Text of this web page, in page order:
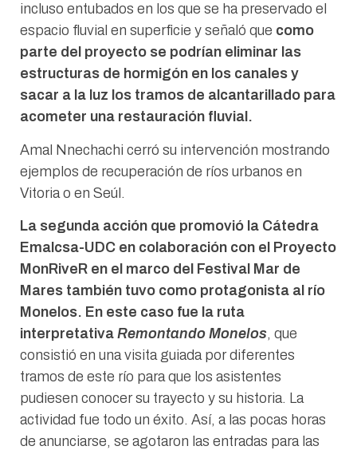
incluso entubados en los que se ha preservado el
espacio fluvial en superficie y señaló que como
parte del proyecto se podrían eliminar las
estructuras de hormigón en los canales y
sacar a la luz los tramos de alcantarillado para
acometer una restauración fluvial.
Amal Nnechachi cerró su intervención mostrando
ejemplos de recuperación de ríos urbanos en
Vitoria o en Seúl.
La segunda acción que promovió la Cátedra
Emalcsa-UDC en colaboración con el Proyecto
MonRiveR en el marco del Festival Mar de
Mares también tuvo como protagonista al río
Monelos. En este caso fue la ruta
interpretativa Remontando Monelos, que
consistió en una visita guiada por diferentes
tramos de este río para que los asistentes
pudiesen conocer su trayecto y su historia. La
actividad fue todo un éxito. Así, a las pocas horas
de anunciarse, se agotaron las entradas para las